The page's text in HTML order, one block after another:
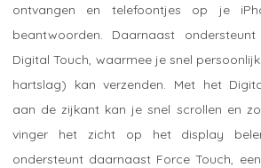
ontvangen en telefoontjes op je
beantwoorden. Daarnaast
Digital Touch, waarmee je snel
hartslag) kan verzenden. Met het
aan de zijkant kan je snel scrollen en
vinger het zicht op het display
ondersteunt daarnaast Force Touch,